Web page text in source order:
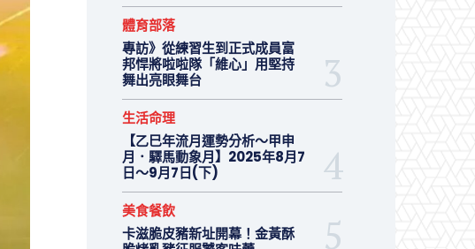
體育部落
專訪》從練習生到正式成員富
邦悍將啦啦隊「維心」用堅持
舞出亮眼舞台
生活命理
【乙巳年流月運勢分析～甲申
月．驛馬動象月】2025年8月7
日～9月7日(下)
美食餐飲
卡滋脆皮豬新址開幕！金黃酥